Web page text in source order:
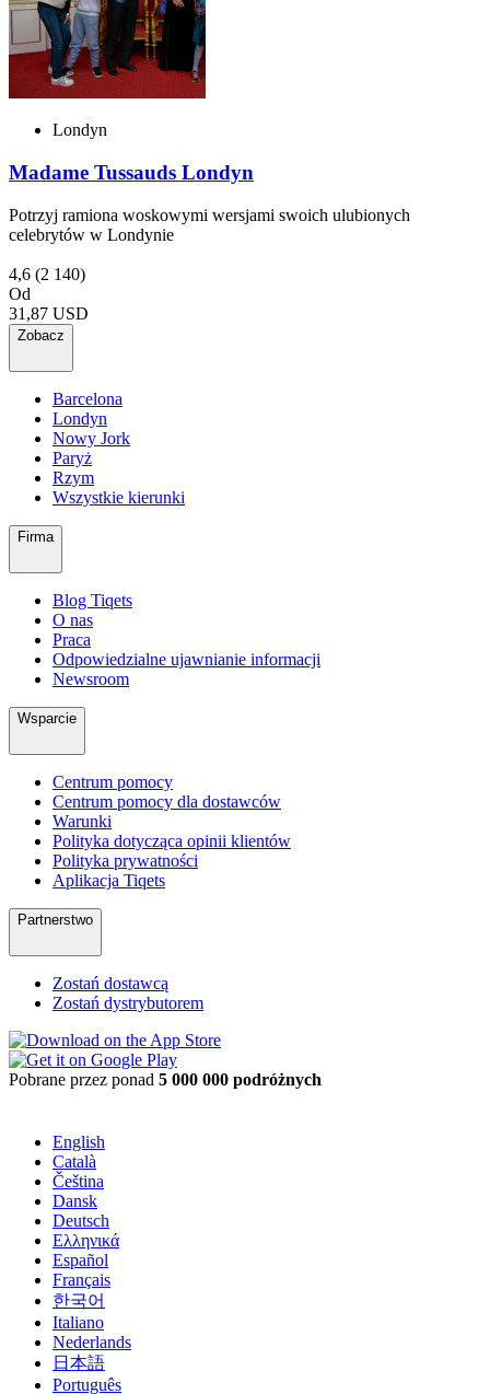
Londyn
Madame Tussauds Londyn
Potrzyj ramiona woskowymi wersjami swoich ulubionych
celebrytów w Londynie
4,6 (2 140)
Od
31,87 USD
Zobacz
Barcelona
Londyn
Nowy Jork
Paryż
Rzym
Wszystkie kierunki
Firma
Blog Tiqets
O nas
Praca
Odpowiedzialne ujawnianie informacji
Newsroom
Wsparcie
Centrum pomocy
Centrum pomocy dla dostawców
Warunki
Polityka dotycząca opinii klientów
Polityka prywatności
Aplikacja Tiqets
Partnerstwo
Zostań dostawcą
Zostań dystrybutorem
Pobrane przez ponad 5 000 000 podróżnych
English
Català
Čeština
Dansk
Deutsch
Ελληνικά
Español
Français
한국어
Italiano
Nederlands
日本語
Português